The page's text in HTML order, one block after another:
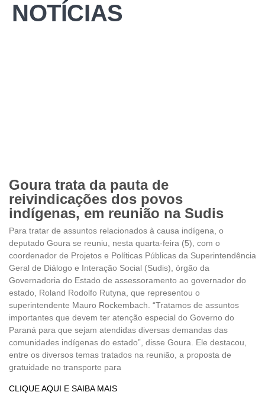
NOTÍCIAS
Goura trata da pauta de
reivindicações dos povos
indígenas, em reunião na Sudis
Para tratar de assuntos relacionados à causa indígena, o
deputado Goura se reuniu, nesta quarta-feira (5), com o
coordenador de Projetos e Políticas Públicas da Superintendência
Geral de Diálogo e Interação Social (Sudis), órgão da
Governadoria do Estado de assessoramento ao governador do
estado, Roland Rodolfo Rutyna, que representou o
superintendente Mauro Rockembach. “Tratamos de assuntos
importantes que devem ter atenção especial do Governo do
Paraná para que sejam atendidas diversas demandas das
comunidades indígenas do estado”, disse Goura. Ele destacou,
entre os diversos temas tratados na reunião, a proposta de
gratuidade no transporte para
CLIQUE AQUI E SAIBA MAIS